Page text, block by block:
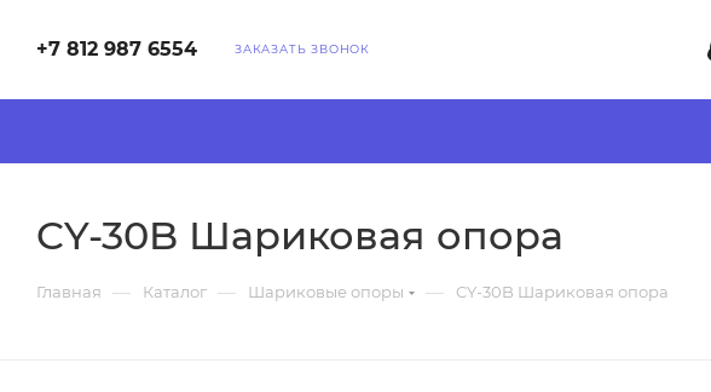
+7 812 987 6554 ЗАКАЗАТЬ ЗВОНОК
CY-30B Шариковая опора
Главная — Каталог — Шариковые опоры — CY-30B Шариковая опора